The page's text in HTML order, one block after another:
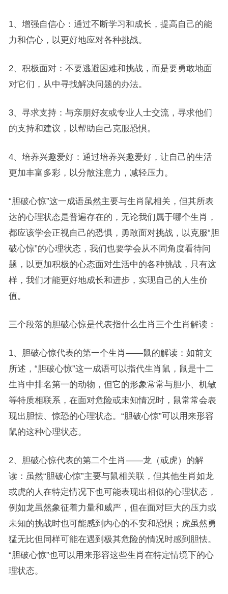
1、增强自信心：通过不断学习和成长，提高自己的能
力和信心，以更好地应对各种挑战。
2、积极面对：不要逃避困难和挑战，而是要勇敢地面
对它们，从中寻找解决问题的办法。
3、寻求支持：与亲朋好友或专业人士交流，寻求他们
的支持和建议，以帮助自己克服恐惧。
4、培养兴趣爱好：通过培养兴趣爱好，让自己的生活
更加丰富多彩，以分散注意力，减轻压力。
“胆破心惊”这一成语虽然主要与生肖鼠相关，但其所表
达的心理状态是普遍存在的，无论我们属于哪个生肖，
都应该学会正视自己的恐惧，勇敢面对挑战，以克服“胆
破心惊”的心理状态，我们也要学会从不同角度看待问
题，以更加积极的心态面对生活中的各种挑战，只有这
样，我们才能更好地成长和进步，实现自己的人生价
值。
三个段落的胆破心惊是代表指什么生肖三个生肖解读：
1、胆破心惊代表的第一个生肖——鼠的解读：如前文
所述，“胆破心惊”这一成语可以指代生肖鼠，鼠是十二
生肖中排名第一的动物，但它的形象常常与胆小、机敏
等特质相联系，在面对危险或未知情况时，鼠常常会表
现出胆怯、惊恐的心理状态。“胆破心惊”可以用来形容
鼠的这种心理状态。
2、胆破心惊代表的第二个生肖——龙（或虎）的解
读：虽然“胆破心惊”主要与鼠相关联，但其他生肖如龙
或虎的人在特定情况下也可能表现出相似的心理状态，
例如龙虽然象征着力量和威严，但在面对巨大的压力或
未知的挑战时也可能感到内心的不安和恐惧；虎虽然勇
猛无比但同样可能在遇到极其危险的情况时感到胆怯。
“胆破心惊”也可以用来形容这些生肖在特定情境下的心
理状态。